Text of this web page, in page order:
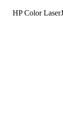
HP Color